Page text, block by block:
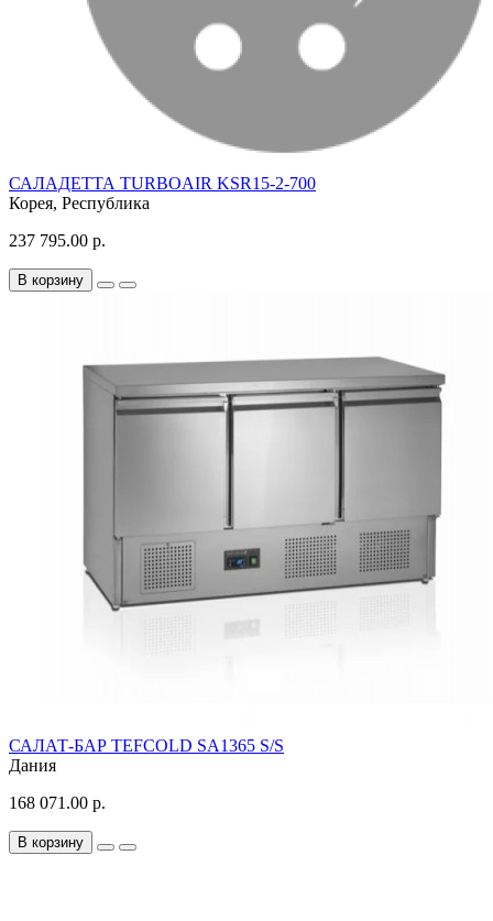
САЛАДЕТТА TURBOAIR KSR15-2-700
Корея, Республика
237 795.00 р.
В корзину
САЛАТ-БАР TEFCOLD SA1365 S/S
Дания
168 071.00 р.
В корзину